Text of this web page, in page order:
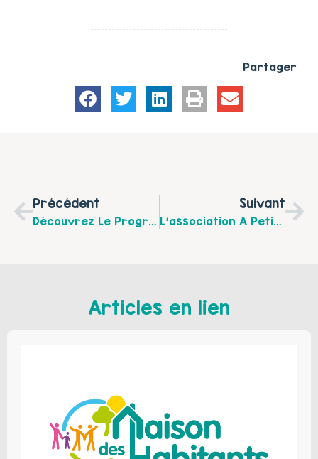
Partager
Précédent
Découvrez Le Programme Des Ateliers « Détente Et Bien-Être Du Bébé » De Janvier À Juin 2018 Au « Jardin Des Mômes » À Fruges
Suivant
L’association A Petits PAS À Ruisseauville Recrute Un Chargé De Mission Environnement
Articles en lien